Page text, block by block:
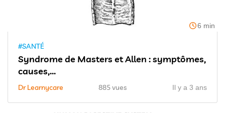
6 min
#SANTÉ
Syndrome de Masters et Allen : symptômes,
causes,...
Dr Learnycare 885 vues Il y a 3 ans